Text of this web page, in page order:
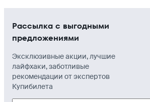
Рассылка с выгодными
предложениями
Эксклюзивные акции, лучшие
лайфхаки, заботливые
рекомендации от экспертов
Купибилета